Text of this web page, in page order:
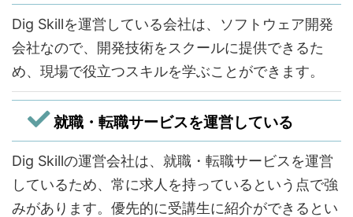
Dig Skillを運営している会社は、ソフトウェア開発
会社なので、開発技術をスクールに提供できるた
め、現場で役立つスキルを学ぶことができます。
就職・転職サービスを運営している
Dig Skillの運営会社は、就職・転職サービスを運営
しているため、常に求人を持っているという点で強
みがあります。優先的に受講生に紹介ができるとい